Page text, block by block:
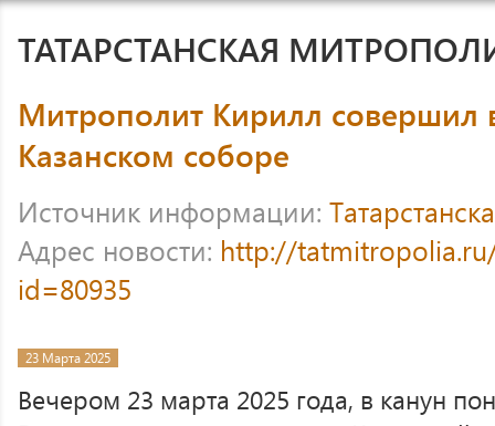
ТАТАРСТАНСКАЯ
Митрополит Кирилл совершил
Казанском соборе
Источник информации:
Адрес новости: http://
id=80935
23 Марта 2025
Вечером 23 марта 2025 года, в канун